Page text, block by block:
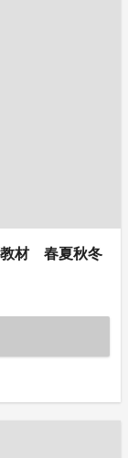
教材 春夏秋冬